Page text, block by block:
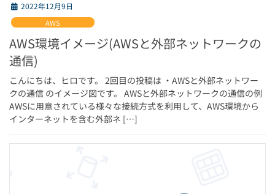
2022年12月9日
AWS
AWS環境イメージ(AWSと外部ネットワークの
通信)
こんにちは、ヒロです。 2回目の投稿は ・AWSと外部ネットワー
クの通信 のイメージ図です。 AWSと外部ネットワークの通信の例
AWSに用意されている様々な接続方式を利用して、AWS環境から
インターネットを含む外部ネ […]